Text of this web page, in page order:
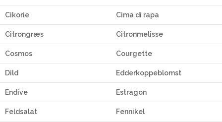
Cikorie Cima di rapa
Citrongræs Citronmelisse
Cosmos Courgette
Dild Edderkoppeblomst
Endive Estragon
Feldsalat Fennikel